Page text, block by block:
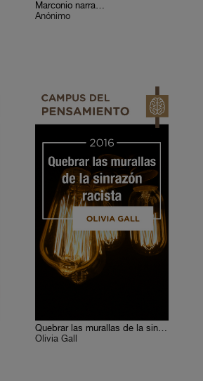
Marconio narra…
Anónimo
Quebrar las murallas de la sinrazón racista
Olivia Gall